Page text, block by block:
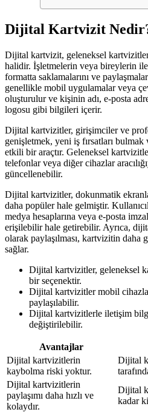
Dijital Kartvizit
Dijital kartvizit, geleneksel
halidir. İşletmelerin veya bireylerin
formatta saklamalarını ve
genellikle mobil uygulamalar veya
oluşturulur ve kişinin adı, e-posta
logosu gibi bilgileri içerir.
Dijital kartvizitler, girişimciler ve
genişletmek, yeni iş fırsatları bulmak
etkili bir araçtır. Geleneksel
telefonlar veya diğer cihazlar
güncellenebilir.
Dijital kartvizitler, dokunmatik
daha popüler hale gelmiştir.
medya hesaplarına veya e-posta
erişilebilir hale getirebilir. Ayrıca,
olarak paylaşılması, kartvizitin daha
sağlar.
Dijital kartvizitler, geleneksel
bir seçenektir.
Dijital kartvizitler mobil
paylaşılabilir.
Dijital kartvizitlerle iletişim
değiştirilebilir.
Avantajlar
Dijital kartvizitlerin
kaybolma riski yoktur.
Dijital
Dijital kartvizitlerin
paylaşımı daha hızlı ve
kolaydır.
Dijital
kadar